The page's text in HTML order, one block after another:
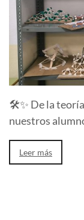
🛠️✨ De la teoría
nuestros
Leer más